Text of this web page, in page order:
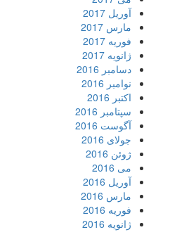
آوریل 2017
مارس 2017
فوریه 2017
ژانویه 2017
دسامبر 2016
نوامبر 2016
اکتبر 2016
سپتامبر 2016
آگوست 2016
جولای 2016
ژوئن 2016
می 2016
آوریل 2016
مارس 2016
فوریه 2016
ژانویه 2016